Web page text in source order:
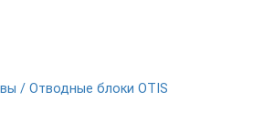
/ Отводные блоки OTIS